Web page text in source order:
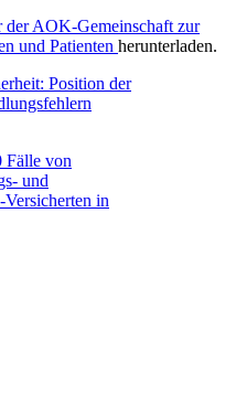
der AOK-Gemeinschaft zur
und Patienten herunterladen.
Position der
Fälle von
und
in